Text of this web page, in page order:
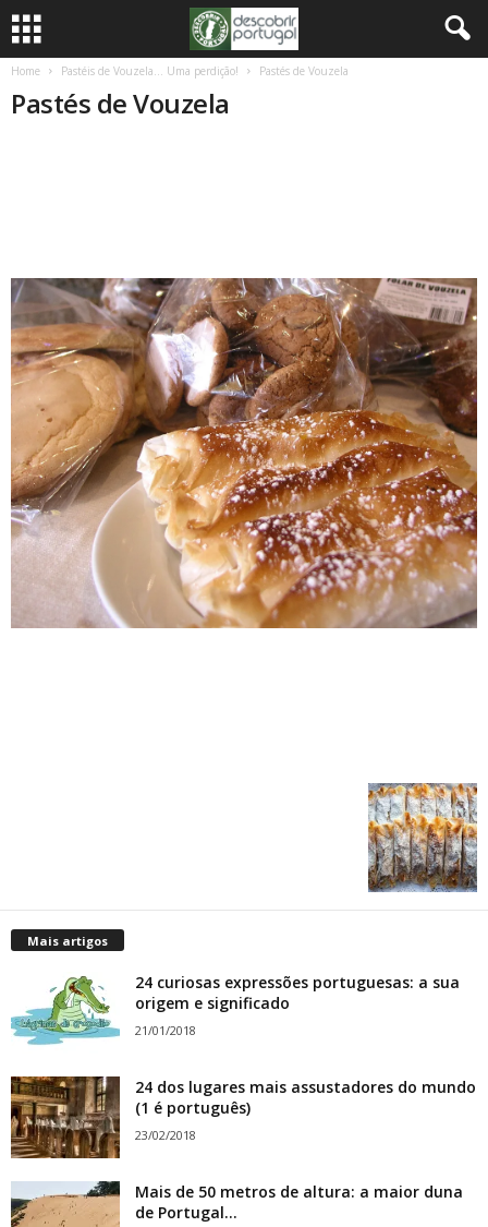
Home Pastéis de Vouzela… Uma perdição! Pastés de Vouzela
Pastés de Vouzela
Mais artigos
24 curiosas expressões portuguesas: a sua
origem e significado
21/01/2018
24 dos lugares mais assustadores do mundo
(1 é português)
23/02/2018
Mais de 50 metros de altura: a maior duna
de Portugal...